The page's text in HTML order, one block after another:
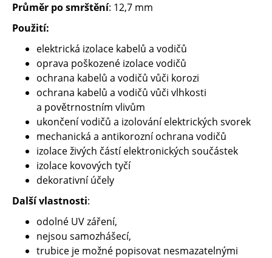
Průměr po smrštění: 12,7 mm
Použití:
elektrická izolace kabelů a vodičů
oprava poškozené izolace vodičů
ochrana kabelů a vodičů vůči korozi
ochrana kabelů a vodičů vůči vlhkosti
a povětrnostním vlivům
ukončení vodičů a izolování elektrických svorek
mechanická a antikorozní ochrana vodičů
izolace živých částí elektronických součástek
izolace kovových tyčí
dekorativní účely
Další vlastnosti:
odolné UV záření,
nejsou samozhášecí,
trubice je možné popisovat nesmazatelnými